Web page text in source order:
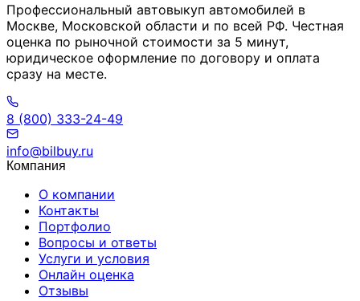
Профессиональный автовыкуп автомобилей в
Москве, Московской области и по всей РФ. Честная
оценка по рыночной стоимости за 5 минут,
юридическое оформление по договору и оплата
сразу на месте.
8 (800) 333-24-49
info@bilbuy.ru
Компания
О компании
Контакты
Портфолио
Вопросы и ответы
Услуги и условия
Онлайн оценка
Отзывы